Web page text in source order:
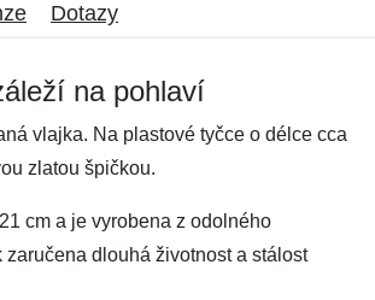
Dotazy
na pohlaví
vlajka. Na plastové tyčce o délce cca
zlatou špičkou.
cm a je vyrobena z odolného
zaručena dlouhá životnost a stálost